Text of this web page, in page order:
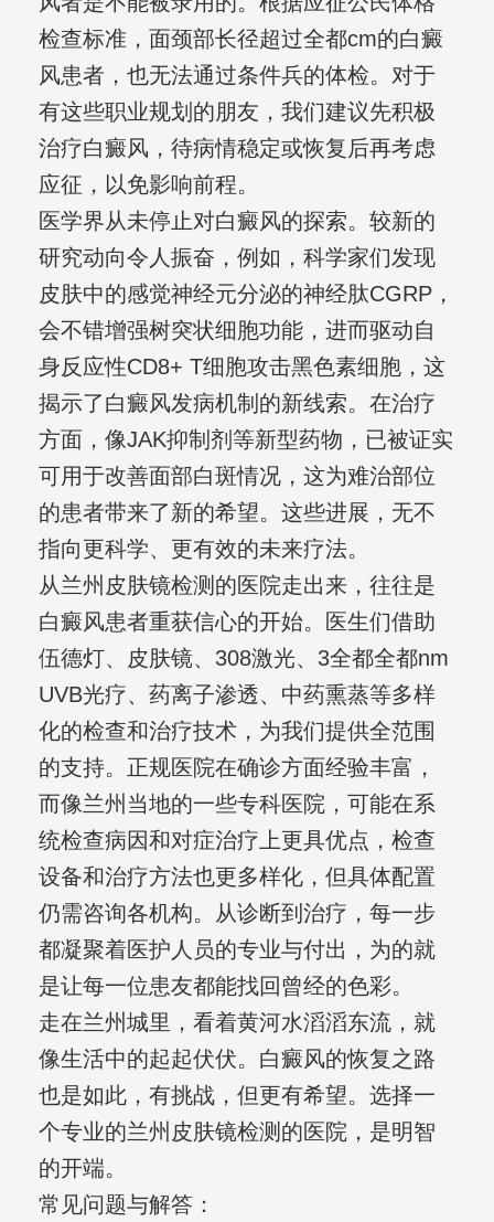
检查标准，面颈部长径超过全都cm的白癜
风患者，也无法通过条件兵的体检。对于
有这些职业规划的朋友，我们建议先积极
治疗白癜风，待病情稳定或恢复后再考虑
应征，以免影响前程。
医学界从未停止对白癜风的探索。较新的
研究动向令人振奋，例如，科学家们发现
皮肤中的感觉神经元分泌的神经肽CGRP，
会不错增强树突状细胞功能，进而驱动自
身反应性CD8+ T细胞攻击黑色素细胞，这
揭示了白癜风发病机制的新线索。在治疗
方面，像JAK抑制剂等新型药物，已被证实
可用于改善面部白斑情况，这为难治部位
的患者带来了新的希望。这些进展，无不
指向更科学、更有效的未来疗法。
从兰州皮肤镜检测的医院走出来，往往是
白癜风患者重获信心的开始。医生们借助
伍德灯、皮肤镜、308激光、3全都全都nm
UVB光疗、药离子渗透、中药熏蒸等多样
化的检查和治疗技术，为我们提供全范围
的支持。正规医院在确诊方面经验丰富，
而像兰州当地的一些专科医院，可能在系
统检查病因和对症治疗上更具优点，检查
设备和治疗方法也更多样化，但具体配置
仍需咨询各机构。从诊断到治疗，每一步
都凝聚着医护人员的专业与付出，为的就
是让每一位患友都能找回曾经的色彩。
走在兰州城里，看着黄河水滔滔东流，就
像生活中的起起伏伏。白癜风的恢复之路
也是如此，有挑战，但更有希望。选择一
个专业的兰州皮肤镜检测的医院，是明智
的开端。
常见问题与解答：